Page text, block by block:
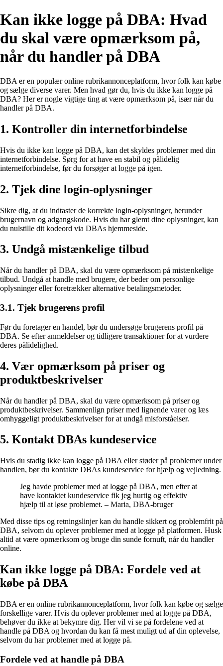
Kan ikke logge på DBA: Hvad
du skal være opmærksom på,
når du handler på DBA
DBA er en populær online rubrikannonceplatform, hvor folk kan købe
og sælge diverse varer. Men hvad gør du, hvis du ikke kan logge på
DBA? Her er nogle vigtige ting at være opmærksom på, især når du
handler på DBA.
1. Kontroller din internetforbindelse
Hvis du ikke kan logge på DBA, kan det skyldes problemer med din
internetforbindelse. Sørg for at have en stabil og pålidelig
internetforbindelse, før du forsøger at logge på igen.
2. Tjek dine login-oplysninger
Sikre dig, at du indtaster de korrekte login-oplysninger, herunder
brugernavn og adgangskode. Hvis du har glemt dine oplysninger, kan
du nulstille dit kodeord via DBAs hjemmeside.
3. Undgå mistænkelige tilbud
Når du handler på DBA, skal du være opmærksom på mistænkelige
tilbud. Undgå at handle med brugere, der beder om personlige
oplysninger eller foretrækker alternative betalingsmetoder.
3.1. Tjek brugerens profil
Før du foretager en handel, bør du undersøge brugerens profil på
DBA. Se efter anmeldelser og tidligere transaktioner for at vurdere
deres pålidelighed.
4. Vær opmærksom på priser og
produktbeskrivelser
Når du handler på DBA, skal du være opmærksom på priser og
produktbeskrivelser. Sammenlign priser med lignende varer og læs
omhyggeligt produktbeskrivelser for at undgå misforståelser.
5. Kontakt DBAs kundeservice
Hvis du stadig ikke kan logge på DBA eller støder på problemer under
handlen, bør du kontakte DBAs kundeservice for hjælp og vejledning.
Jeg havde problemer med at logge på DBA, men efter at
have kontaktet kundeservice fik jeg hurtig og effektiv
hjælp til at løse problemet. – Maria, DBA-bruger
Med disse tips og retningslinjer kan du handle sikkert og problemfrit på
DBA, selvom du oplever problemer med at logge på platformen. Husk
altid at være opmærksom og bruge din sunde fornuft, når du handler
online.
Kan ikke logge på DBA: Fordele ved at
købe på DBA
DBA er en online rubrikannonceplatform, hvor folk kan købe og sælge
forskellige varer. Hvis du oplever problemer med at logge på DBA,
behøver du ikke at bekymre dig. Her vil vi se på fordelene ved at
handle på DBA og hvordan du kan få mest muligt ud af din oplevelse,
selvom du har problemer med at logge på.
Fordele ved at handle på DBA